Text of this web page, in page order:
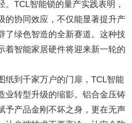
。TCL智能锁的量产实践表明，
的协同效应，不仅能显著提升产
了绿色智造的全新赛道。这种技
着智能家居硬件将迎来新一轮的
纸到千家万户的门扉，TCL智能
业转型升级的缩影。铝合金压铸
予产品金刚不坏之身，更在无声